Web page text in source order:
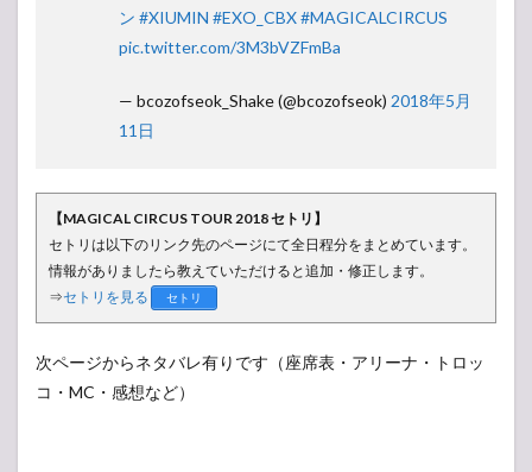
ン #XIUMIN #EXO_CBX#MAGICALCIRCUS
pic.twitter.com/3M3bVZFmBa
— bcozofseok_Shake (@bcozofseok) 2018年5月
11日
【MAGICAL CIRCUS TOUR 2018 セトリ】
セトリは以下のリンク先のページにて全日程分をまとめています。
情報がありましたら教えていただけると追加・修正します。
⇒セトリを見る セトリ
次ページからネタバレ有りです（座席表・アリーナ・トロッ
コ・MC・感想など）